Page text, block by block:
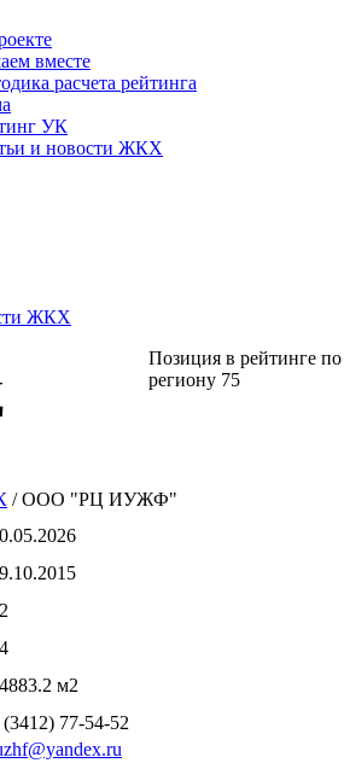
вместе
расчета рейтинга
УК
и новости ЖКХ
ЖКХ
Позиция в рейтинге по
региону 75
/ ООО "РЦ ИУЖФ"
м2
(3412) 77-54-52